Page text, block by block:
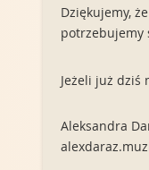
Dziękujemy,
potrzebujemy
Jeżeli już dziś
Aleksandra